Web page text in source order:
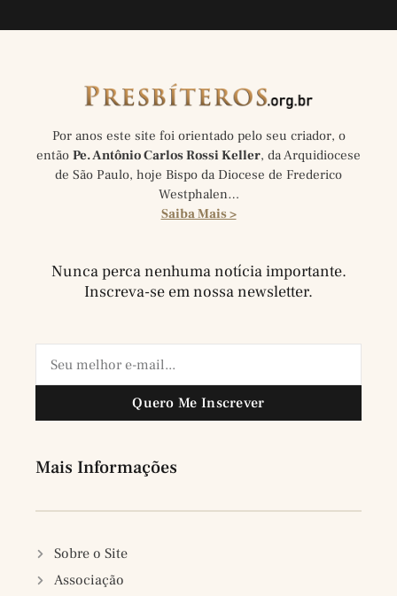
Por anos este site foi orientado pelo seu criador, o
então Pe. Antônio Carlos Rossi Keller, da Arquidiocese
de São Paulo, hoje Bispo da Diocese de Frederico
Westphalen…
Saiba Mais >
Nunca perca nenhuma notícia importante.
Inscreva-se em nossa newsletter.
Quero Me Inscrever
Mais Informações
Sobre o Site
Associação